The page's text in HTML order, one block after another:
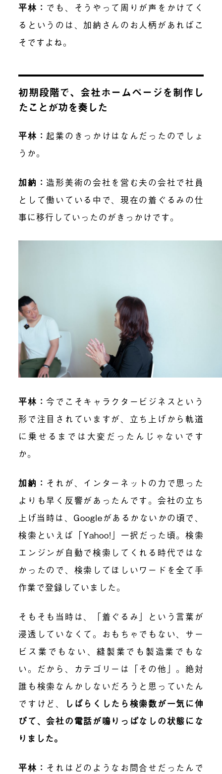
平林 ： でも、そうやって周りが声をかけてく
るというのは、加納さんのお人柄があればこ
そですよね。
初期段階で、会社ホームページを制作し
たことが功を奏した
平林 ： 起業のきっかけはなんだったのでしょ
うか。
加納 ： 造形美術の会社を営む夫の会社で社員
として働いている中で、現在の着ぐるみの仕
事に移行していったのがきっかけです。
平林 ：今でこそキャラクタービジネスという
形で注目されていますが、立ち上げから軌道
に乗せるまでは大変だったんじゃないです
か。
加納 ： それが、インターネットの力で思った
よりも早く反響があったんです。会社の立ち
上げ当時は、Googleがあるかないかの頃で、
検索といえば「Yahoo!」一択だった頃。検索
エンジンが自動で検索してくれる時代ではな
かったので、検索してほしいワードを全て手
作業で登録していました。
そもそも当時は、「着ぐるみ」という言葉が
浸透していなくて。おもちゃでもない、サー
ビス業でもない、縫製業でも製造業でもな
い。だから、カテゴリーは「その他」。絶対
誰も検索なんかしないだろうと思っていたん
ですけど、
しばらくしたら検索数が一気に伸
びて、会社の電話が鳴りっぱなしの状態にな
りました。
平林 ： それはどのようなお問合せだったんで